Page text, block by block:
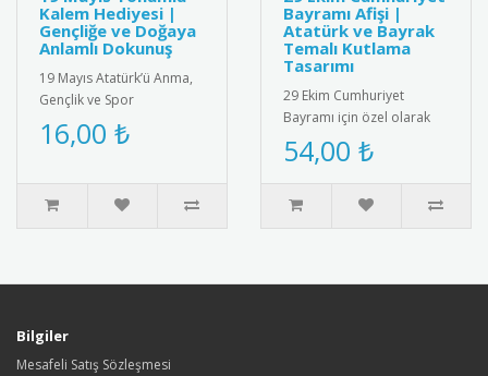
Kalem Hediyesi |
Gençliğe ve Doğaya
Anlamlı Dokunuş
19 Mayıs Atatürk’ü Anma,
Gençlik ve Spor
Bayramı’na özel olarak
tasarlanmış tohumlu
16,00 ₺
Bayramı Afişi |
Atatürk ve Bayrak
Temalı Kutlama
Tasarımı
29 Ekim Cumhuriyet
Bayramı için özel olarak
tasarlanmış afiş. Türk
bayrağı ve Atatürk
silüetiyle süs..
54,00 ₺
Bilgiler
Mesafeli Satış Sözleşmesi